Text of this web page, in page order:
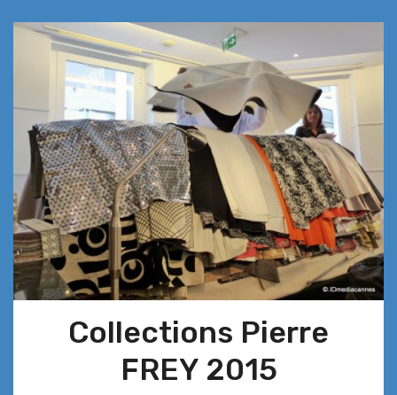
Collections Pierre
FREY 2015